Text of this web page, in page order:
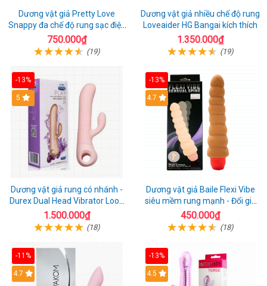
Dương vật giả Pretty Love
Snappy đa chế độ rung sạc điện
kích thích nữ
750.000₫
(19)
Dương vật giả nhiều chế độ rung
Loveaider HG Bangai kích thích
1.350.000₫
(19)
-13%
5
Dương vật giả rung có nhánh -
Durex Dual Head Vibrator Loop
21
1.500.000₫
(18)
-13%
4.7
Dương vật giả Baile Flexi Vibe
siêu mềm rung mạnh - Đổi gió
cuộc yêu mới
450.000₫
(18)
-11%
4.7
-13%
4.5